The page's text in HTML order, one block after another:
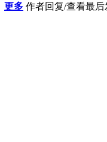
更多 作者回复/查看最后